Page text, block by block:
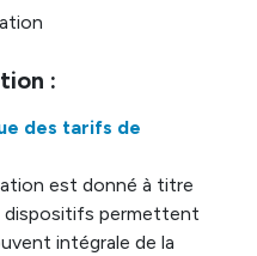
:
des tarifs de
est donné à titre
dispositifs permettent
intégrale de la